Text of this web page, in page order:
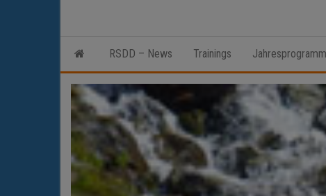
RSDD – News Trainings Jahresprogramm